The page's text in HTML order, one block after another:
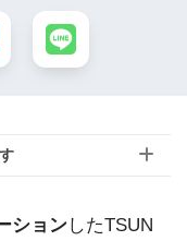
ションしたTSUN